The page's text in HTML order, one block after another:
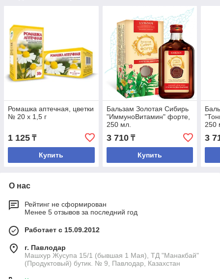
Ромашка аптечная, цветки
№ 20 х 1,5 г
1 125 ₸
Купить
Бальзам Золотая Сибирь
"ИммуноВитамин" форте,
250 мл.
3 710₸
Купить
250
3
О нас
Рейтинг не сформирован
Менее 5 отзывов за последний год
Работает с 15.09.2012
г. Павлодар
Машхур Жусупа 15/1 (бывшая 1 Мая), ТД "Манакбай"
(Продуктовый) бутик. № 9, Павлодар, Казахстан